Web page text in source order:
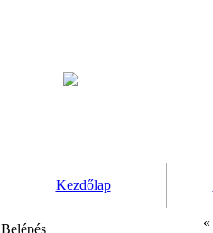
Kezdőlap
Belépés
«